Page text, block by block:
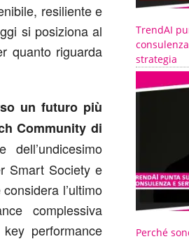
resiliente e
si posiziona al
quanto riguarda
un futuro più
Community di
Smart Society e
l’ultimo
complessiva
performance
TrendAI
strategia
Perché